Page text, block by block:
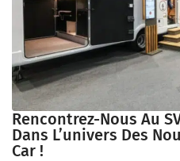
Rencontrez-Nous Au
Dans L’univers Des
Car !